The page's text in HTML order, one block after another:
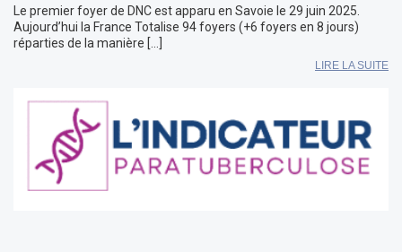
Le premier foyer de DNC est apparu en Savoie le 29 juin 2025.
Aujourd’hui la France Totalise 94 foyers (+6 foyers en 8 jours)
réparties de la manière […]
LIRE LA SUITE